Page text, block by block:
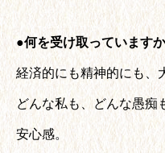
●何を受け取っています
経済的にも精神的にも、
どんな私も、どんな愚痴
安心感。